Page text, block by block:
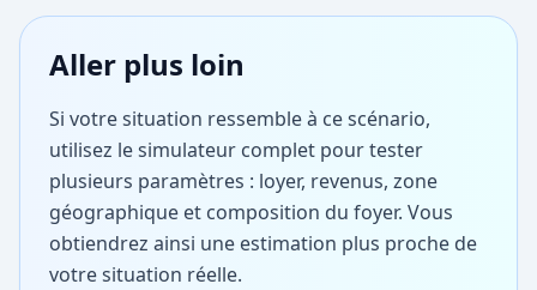
Aller plus loin
Si votre situation ressemble à ce scénario,
utilisez le simulateur complet pour tester
plusieurs paramètres : loyer, revenus, zone
géographique et composition du foyer. Vous
obtiendrez ainsi une estimation plus proche de
votre situation réelle.